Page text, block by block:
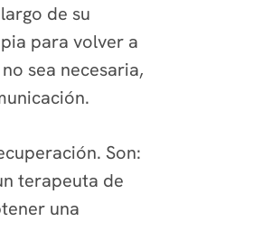
de su
para volver a
sea necesaria,
Son:
terapeuta de
una